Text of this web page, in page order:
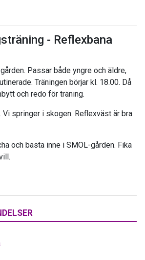
- Reflexbana
Passar både yngre och äldre,
Träningen börjar kl. 18.00. Då
och redo för träning.
Vi springer i skogen. Reflexväst är bra
och basta inne i SMOL-gården. Fika